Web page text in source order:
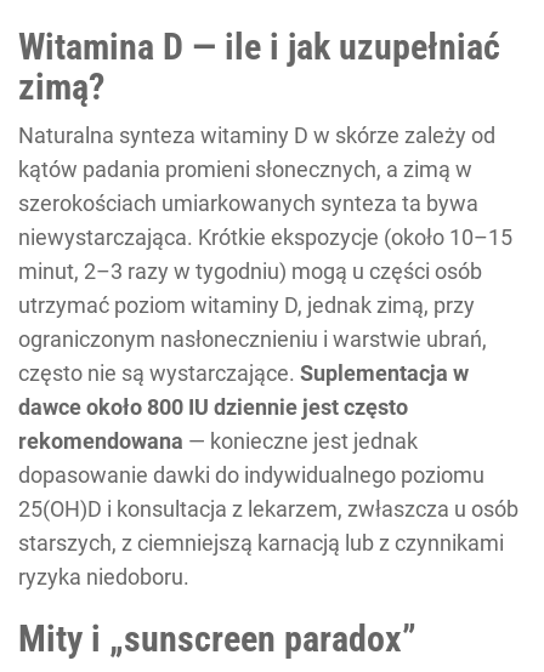
Witamina D — ile i jak uzupełniać
zimą?
Naturalna synteza witaminy D w skórze zależy od
kątów padania promieni słonecznych, a zimą w
szerokościach umiarkowanych synteza ta bywa
niewystarczająca. Krótkie ekspozycje (około 10–15
minut, 2–3 razy w tygodniu) mogą u części osób
utrzymać poziom witaminy D, jednak zimą, przy
ograniczonym nasłonecznieniu i warstwie ubrań,
często nie są wystarczające. Suplementacja w
dawce około 800 IU dziennie jest często
rekomendowana — konieczne jest jednak
dopasowanie dawki do indywidualnego poziomu
25(OH)D i konsultacja z lekarzem, zwłaszcza u osób
starszych, z ciemniejszą karnacją lub z czynnikami
ryzyka niedoboru.
Mity i „sunscreen paradox”